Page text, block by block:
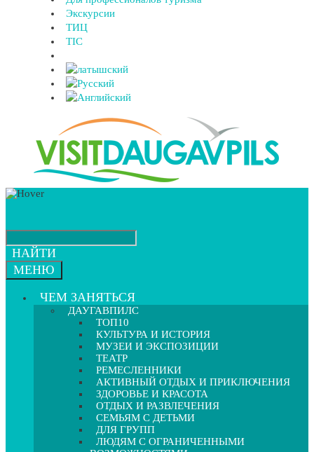
Экскурсии
ТИЦ
TIC
НАЙТИ
МЕНЮ
ЧЕМ ЗАНЯТЬСЯ
ДАУГАВПИЛС
ТОП10
КУЛЬТУРА И ИСТОРИЯ
МУЗЕИ И ЭКСПОЗИЦИИ
ТЕАТР
РЕМЕСЛЕННИКИ
АКТИВНЫЙ ОТДЫХ И ПРИКЛЮЧЕНИЯ
ЗДОРОВЬЕ И КРАСОТА
ОТДЫХ И РАЗВЛЕЧЕНИЯ
СЕМЬЯМ С ДЕТЬМИ
ДЛЯ ГРУПП
ЛЮДЯМ С ОГРАНИЧЕННЫМИ